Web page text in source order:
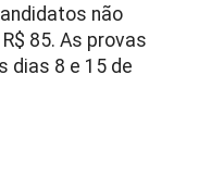
não
85. As provas
dias 8 e 15 de